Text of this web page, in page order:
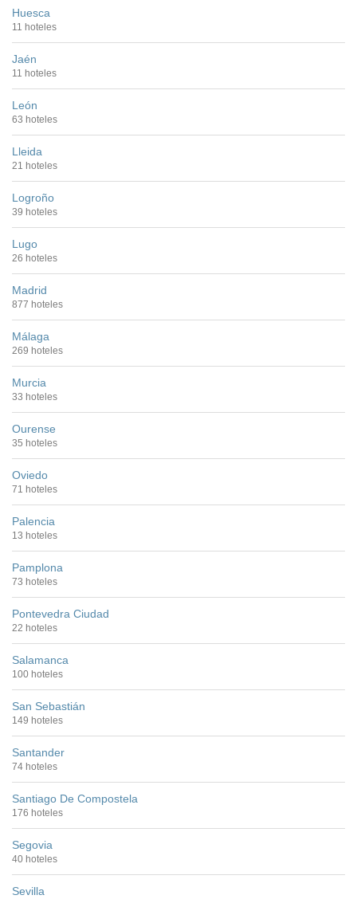
Huesca
11 hoteles
Jaén
11 hoteles
León
63 hoteles
Lleida
21 hoteles
Logroño
39 hoteles
Lugo
26 hoteles
Madrid
877 hoteles
Málaga
269 hoteles
Murcia
33 hoteles
Ourense
35 hoteles
Oviedo
71 hoteles
Palencia
13 hoteles
Pamplona
73 hoteles
Pontevedra Ciudad
22 hoteles
Salamanca
100 hoteles
San Sebastián
149 hoteles
Santander
74 hoteles
Santiago De Compostela
176 hoteles
Segovia
40 hoteles
Sevilla